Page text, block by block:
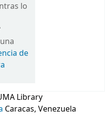
lo
de
Library
Caracas, Venezuela